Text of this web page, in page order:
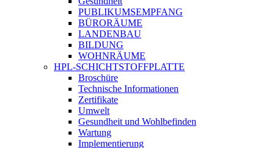
PUBLIKUMSEMPFANG
BÜRORÄUME
LANDENBAU
BILDUNG
WOHNRÄUME
HPL-SCHICHTSTOFFPLATTE
Broschüre
Technische Informationen
Zertifikate
Umwelt
Gesundheit und Wohlbefinden
Wartung
Implementierung